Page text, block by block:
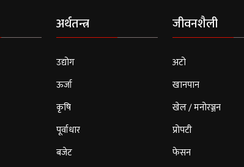
अर्थतन्त्र
उद्योग
ऊर्जा
कृषि
पूर्वाधार
बजेट
जीवनशैली
अटो
खानपान
खेल / मनोरञ्जन
प्रोपटी
फेसन